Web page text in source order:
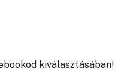
kiválasztásában!